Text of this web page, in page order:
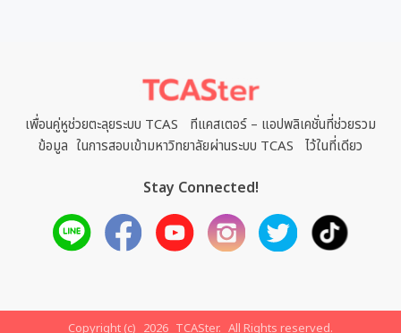
เพื่อนคู่หูช่วยตะลุยระบบ TCAS ทีแคสเตอร์ – แอปพลิเคชั่นที่ช่วยรวม
Stay Connected!